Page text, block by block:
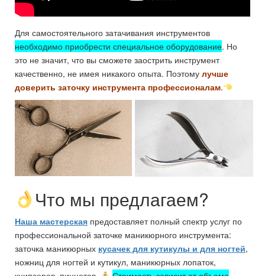
Для самостоятельного затачивания инструментов
необходимо приобрести специальное оборудование. Но
это не значит, что вы сможете заострить инструмент
качественно, не имея никакого опыта. Поэтому лучше
доверить заточку инструмента профессионалам.
Что мы предлагаем?
Наша мастерская предоставляет полный спектр услуг по
профессиональной заточке маникюрного инструмента:
заточка маникюрных кусачек для кутикулы и для ногтей,
ножниц для ногтей и кутикул, маникюрных лопаток,